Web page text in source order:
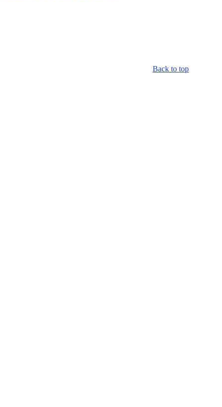
Back to top